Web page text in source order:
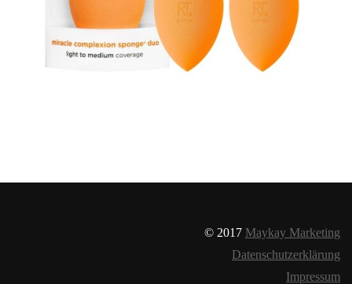
© 2017 Maykay Marketing
Datenschutzerklärung
Impressum